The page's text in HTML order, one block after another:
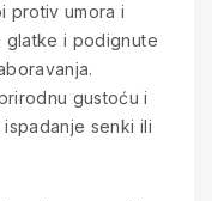
protiv umora i
glatke i podignute
gustoću i
senki ili